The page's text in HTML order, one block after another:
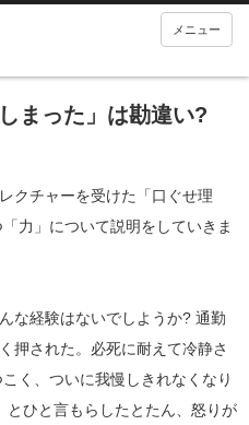
メニュー
まった」は勘違い?
クチャーを受けた「口ぐせ理
力」について説明をしていきま
な経験はないでしようか? 通勤
押された。必死に耐えて冷静さ
く、ついに我慢しきれなくなり
とひと言もらしたとたん、怒りが